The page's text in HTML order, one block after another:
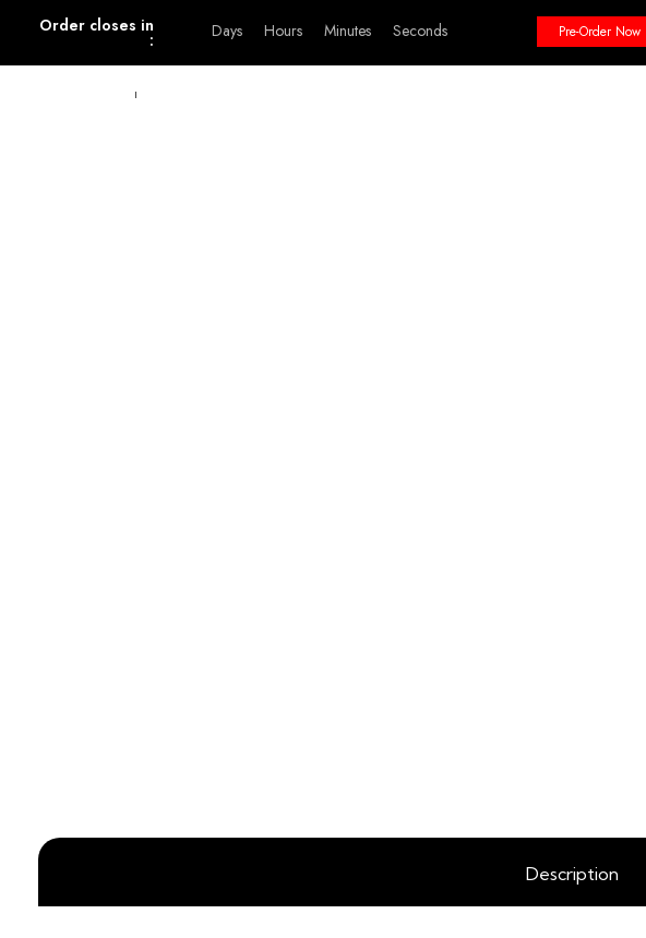
Order closes in
: Days Hours Minutes Seconds Pre-Order Now
Description